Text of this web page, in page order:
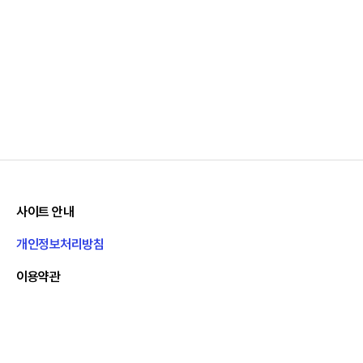
사이트 안내
개인정보처리방침
이용약관